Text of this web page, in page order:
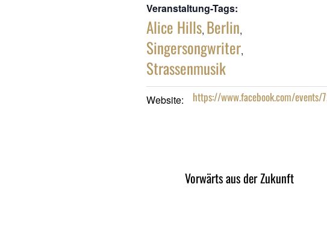
Veranstaltung-Tags:
Alice Hills, Berlin,
Singersongwriter,
Strassenmusik
Website: https://www.facebook.com/events/
Vorwärts aus der Zukunft